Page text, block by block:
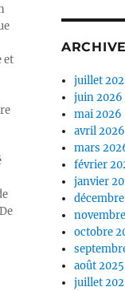
et
juillet
juin 2026
mai 2026
avril 2026
mars
février
janvier
octobre
août 2025
juillet